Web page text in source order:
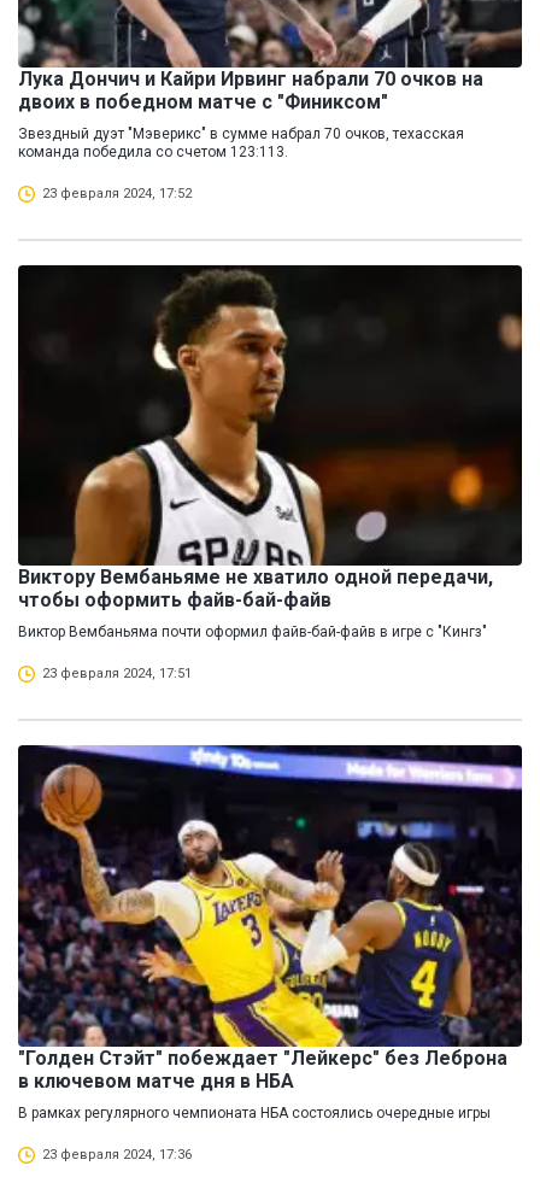
Лука Дончич и Кайри Ирвинг набрали 70 очков на
двоих в победном матче с "Финиксом"
Звездный дуэт "Мэверикс" в сумме набрал 70 очков, техасская
команда победила со счетом 123:113.
23 февраля 2024, 17:52
Виктору Вембаньяме не хватило одной передачи,
чтобы оформить файв-бай-файв
Виктор Вембаньяма почти оформил файв-бай-файв в игре с "Кингз"
23 февраля 2024, 17:51
"Голден Стэйт" побеждает "Лейкерс" без Леброна
в ключевом матче дня в НБА
В рамках регулярного чемпионата НБА состоялись очередные игры
23 февраля 2024, 17:36